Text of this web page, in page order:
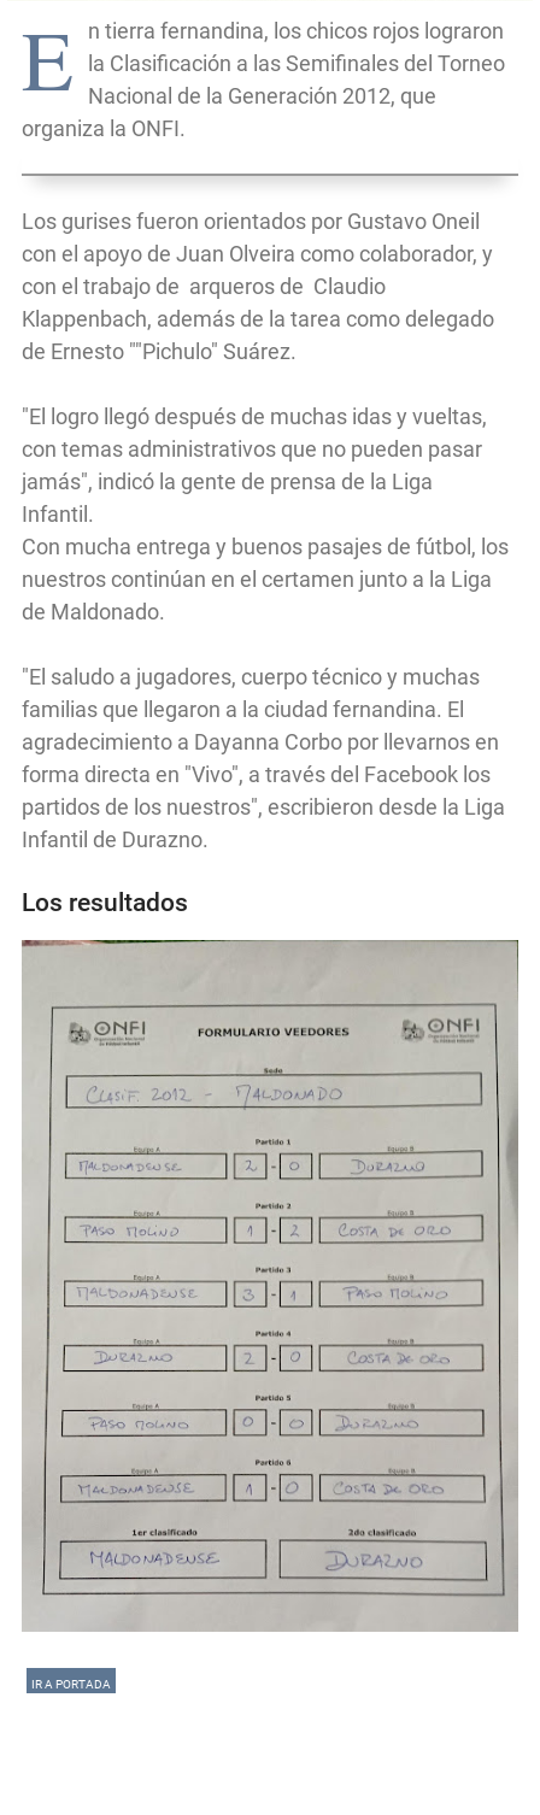
E
n tierra fernandina, los chicos rojos lograron
la Clasificación a las Semifinales del Torneo
Nacional de la Generación 2012, que
organiza la ONFI.
Los gurises fueron orientados por Gustavo Oneil
con el apoyo de Juan Olveira como colaborador, y
con el trabajo de arqueros de Claudio
Klappenbach, además de la tarea como delegado
de Ernesto ""Pichulo" Suárez.
"El logro llegó después de muchas idas y vueltas,
con temas administrativos que no pueden pasar
jamás", indicó la gente de prensa de la Liga
Infantil.
Con mucha entrega y buenos pasajes de fútbol, los
nuestros continúan en el certamen junto a la Liga
de Maldonado.
"El saludo a jugadores, cuerpo técnico y muchas
familias que llegaron a la ciudad fernandina. El
agradecimiento a Dayanna Corbo por llevarnos en
forma directa en "Vivo", a través del Facebook los
partidos de los nuestros", escribieron desde la Liga
Infantil de Durazno.
Los resultados
IR A PORTADA